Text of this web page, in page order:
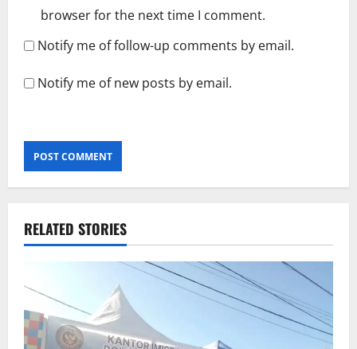
browser for the next time I comment.
Notify me of follow-up comments by email.
Notify me of new posts by email.
RELATED STORIES